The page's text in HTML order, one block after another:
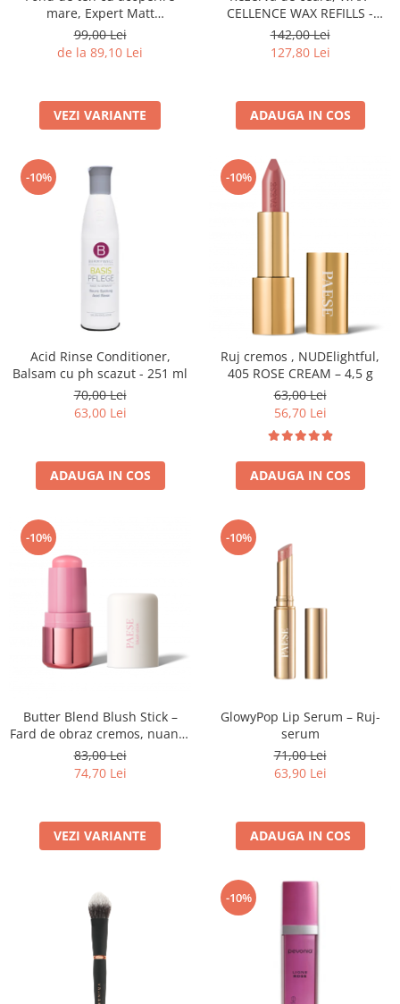
mare, Expert Matt
Foundation, 500W Light Beige
- 30ml
99,00 Lei
de la 89,10 Lei
VEZI VARIANTE
CELLENCE WAX REFILLS -
2x80g
142,00 Lei
127,80 Lei
ADAUGA IN COS
-10%
Acid Rinse Conditioner,
Balsam cu ph scazut - 251 ml
70,00 Lei
63,00 Lei
ADAUGA IN COS
-10%
Ruj cremos , NUDElightful,
405 ROSE CREAM – 4,5 g
63,00 Lei
56,70 Lei
ADAUGA IN COS
-10%
Butter Blend Blush Stick –
Fard de obraz cremos, nuanta
01 PEONY - 6G
83,00 Lei
74,70 Lei
VEZI VARIANTE
-10%
GlowyPop Lip Serum – Ruj-
serum
71,00 Lei
63,90 Lei
ADAUGA IN COS
-10%